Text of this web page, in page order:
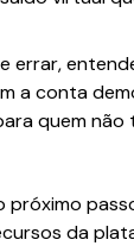
errar,
a conta
quem não
da